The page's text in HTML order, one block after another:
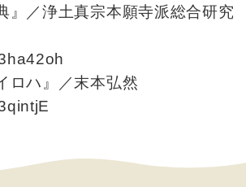
』／浄土真宗本願寺派総合研究
ロハ』／末本弘然